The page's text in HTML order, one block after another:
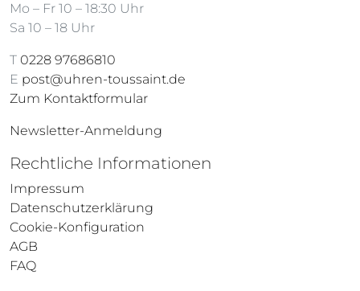
Mo – Fr 10 – 18:30 Uhr
Sa 10 – 18 Uhr
T 0228 97686810
E post@uhren-toussaint.de
Zum Kontaktformular
Newsletter-Anmeldung
Rechtliche Informationen
Impressum
Datenschutzerklärung
Cookie-Konfiguration
AGB
FAQ